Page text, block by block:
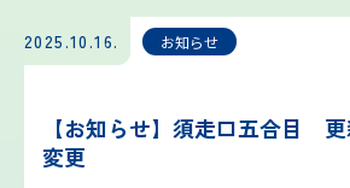
富士宮ルート
2025.10.16. お知らせ
【お知らせ】須走口五合目
変更